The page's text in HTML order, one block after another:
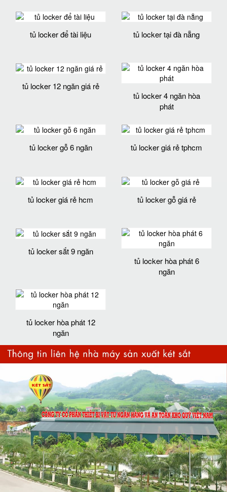
tủ locker để tài liệu tủ locker tại đà nẵng
tủ locker 12 ngăn giá rẻ
tủ locker 4 ngăn hòa
phát
tủ locker gỗ 6 ngăn tủ locker giá rẻ tphcm
tủ locker giá rẻ hcm tủ locker gỗ giá rẻ
tủ locker sắt 9 ngăn
tủ locker hòa phát 6
ngăn
tủ locker hòa phát 12
ngăn